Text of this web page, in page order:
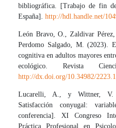
bibliográfica. [Trabajo de fin
España].http://hdl.handle.net/
León Bravo, O., Zaldivar
Perdomo Salgado, M. (2023).
cognitiva en adultos mayores
ecológico. Revista
http://dx.doi.org/10.34982/
Lucarelli, A., y Wittner, V.
Satisfacción conyugal:
conferencia]. XI Congreso
Práctica Profesional en